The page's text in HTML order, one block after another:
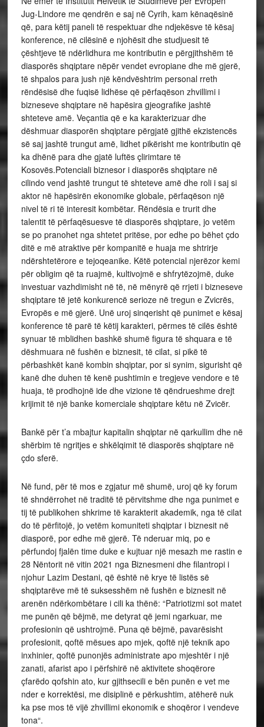
Jug-Lindore me qendrën e saj në Cyrih, kam kënaqësinë
që, para këtij paneli të respektuar dhe ndjekësve të kësaj
konference, në cilësinë e njohësit dhe studjuesit të
çështjeve të ndërlidhura me kontributin e përgjithshëm të
diasporës shqiptare nëpër vendet evropiane dhe më gjerë,
të shpalos para jush një këndvështrim personal rreth
rëndësisë dhe fuqisë lidhëse që përfaqëson zhvillimi i
bizneseve shqiptare në hapësira gjeografike jashtë
shteteve amë. Veçantia që e ka karakterizuar dhe
dëshmuar diasporën shqiptare përgjatë gjithë ekzistencës
së saj jashtë trungut amë, lidhet pikërisht me kontributin që
ka dhënë para dhe gjatë luftës çlirimtare të
Kosovës.Potenciali biznesor i diasporës shqiptare në
cilindo vend jashtë trungut të shteteve amë dhe roli i saj si
aktor në hapësirën ekonomike globale, përfaqëson një
nivel të ri të interesit kombëtar. Rëndësia e trurit dhe
talentit të përfaqësuesve të diasporës shqiptare, jo vetëm
se po pranohet nga shtetet pritëse, por edhe po bëhet çdo
ditë e më atraktive për kompanitë e huaja me shtrirje
ndërshtetërore e tejoqeanike. Këtë potencial njerëzor kemi
për obligim që ta ruajmë, kultivojmë e shfrytëzojmë, duke
investuar vazhdimisht në të, në mënyrë që rrjeti i bizneseve
shqiptare të jetë konkurencë serioze në tregun e Zvicrës,
Evropës e më gjerë. Unë uroj sinqerisht që punimet e kësaj
konference të parë të këtij karakteri, përmes të cilës është
synuar të mblidhen bashkë shumë figura të shquara e të
dëshmuara në fushën e biznesit, të cilat, si pikë të
përbashkët kanë kombin shqiptar, por si synim, sigurisht që
kanë dhe duhen të kenë pushtimin e tregjeve vendore e të
huaja, të prodhojnë ide dhe vizione të qëndrueshme drejt
krijimit të një banke komerciale shqiptare këtu në Zvicër.
Bankë për t’a mbajtur kapitalin shqiptar në qarkullim dhe në
shërbim të ngritjes e shkëlqimit të diasporës shqiptare në
çdo sferë.
Në fund, për të mos e zgjatur më shumë, uroj që ky forum
të shndërrohet në traditë të përvitshme dhe nga punimet e
tij të publikohen shkrime të karakterit akademik, nga të cilat
do të përfitojë, jo vetëm komuniteti shqiptar i biznesit në
diasporë, por edhe më gjerë. Të nderuar miq, po e
përfundoj fjalën time duke e kujtuar një mesazh me rastin e
28 Nëntorit në vitin 2021 nga Biznesmeni dhe filantropi i
njohur Lazim Destani, që është në krye të listës së
shqiptarëve më të suksesshëm në fushën e biznesit në
arenën ndërkombëtare i cili ka thënë: “Patriotizmi sot matet
me punën që bëjmë, me detyrat që jemi ngarkuar, me
profesionin që ushtrojmë. Puna që bëjmë, pavarësisht
profesionit, qoftë mësues apo mjek, qoftë një teknik apo
inxhinier, qoftë punonjës administrate apo mjeshtër i një
zanati, afarist apo i përfshirë në aktivitete shoqërore
çfarëdo qofshin ato, kur gjithsecili e bën punën e vet me
nder e korrektësi, me disiplinë e përkushtim, atëherë nuk
ka pse mos të vijë zhvillimi ekonomik e shoqëror i vendeve
tona“.